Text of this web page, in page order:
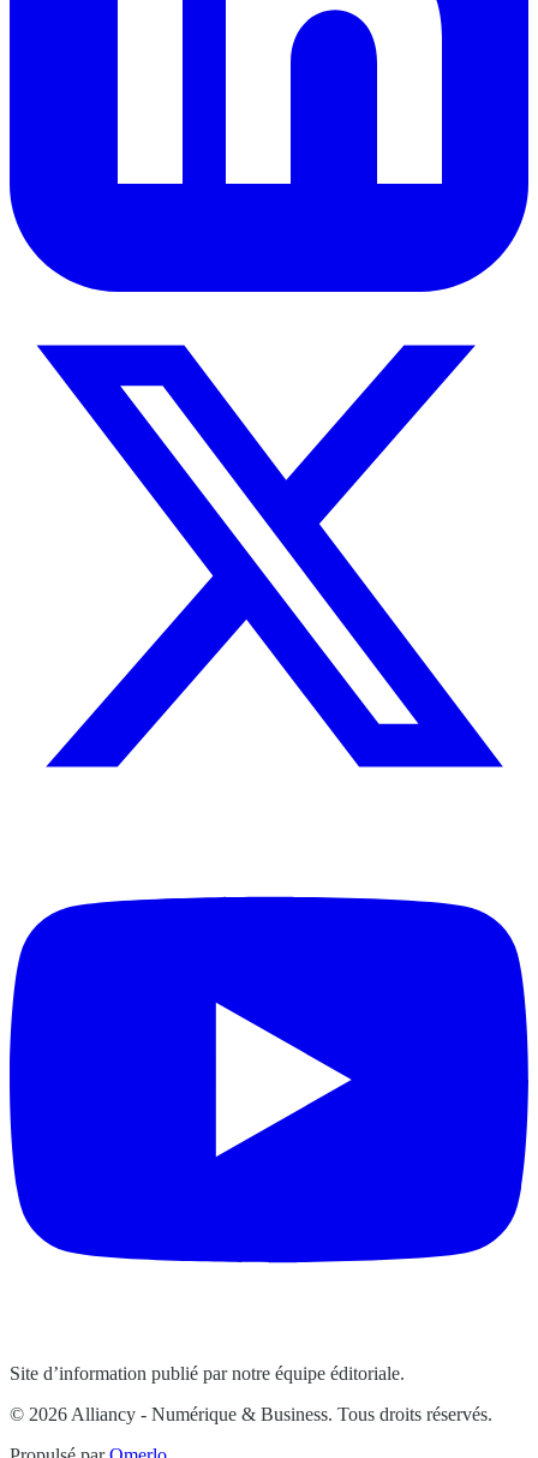
Site d’information publié par notre équipe éditoriale.
© 2026 Alliancy - Numérique & Business. Tous droits réservés.